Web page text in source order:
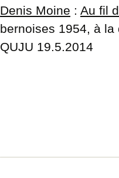
Denis Moine : Au fil
bernoises 1954, à
QUJU 19.5.2014